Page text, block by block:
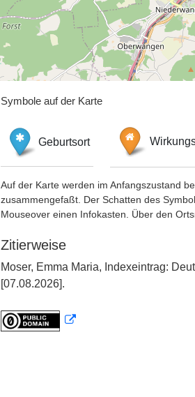
Symbole auf der Karte
Geburtsort
Auf der Karte werden im Anfangszustand
zusammengefaßt. Der Schatten des
Mouseover einen Infokasten. Über den
Zitierweise
Moser, Emma Maria, Indexeintrag:
[07.08.2026].